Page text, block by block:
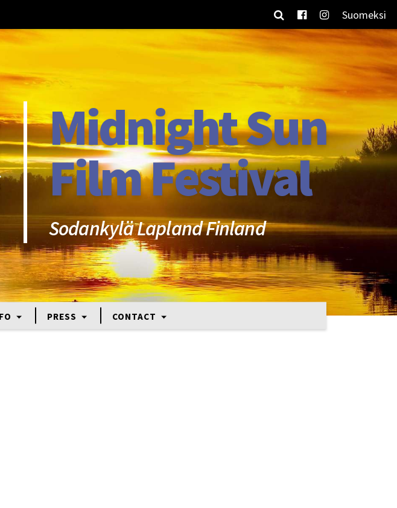
Suomeksi
Midnight Sun
Film Festival
Sodankylä Lapland Finland
PRESS CONTACT